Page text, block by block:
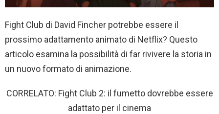
Fight Club di David Fincher potrebbe essere il
prossimo adattamento animato di Netflix? Questo
articolo esamina la possibilità di far rivivere la storia in
un nuovo formato di animazione.
CORRELATO: Fight Club 2: il fumetto dovrebbe essere
adattato per il cinema